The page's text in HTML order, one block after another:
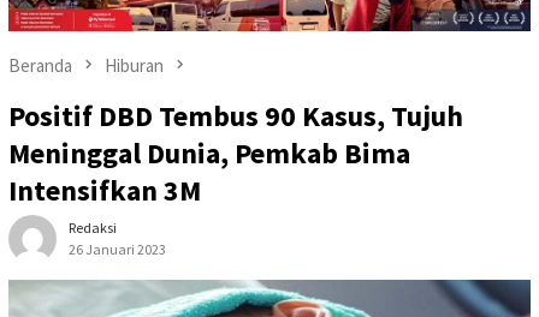
Beranda Hiburan
Positif DBD Tembus 90 Kasus, Tujuh
Meninggal Dunia, Pemkab Bima
Intensifkan 3M
Redaksi
26 Januari 2023